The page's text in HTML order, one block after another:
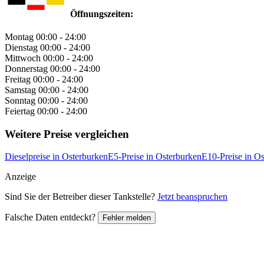
Öffnungszeiten:
Montag 00:00 - 24:00
Dienstag 00:00 - 24:00
Mittwoch 00:00 - 24:00
Donnerstag 00:00 - 24:00
Freitag 00:00 - 24:00
Samstag 00:00 - 24:00
Sonntag 00:00 - 24:00
Feiertag 00:00 - 24:00
Weitere Preise vergleichen
Dieselpreise in OsterburkenE5-Preise in OsterburkenE10-Preise in
Anzeige
Sind Sie der Betreiber dieser Tankstelle? Jetzt beanspruchen
Falsche Daten entdeckt? Fehler melden